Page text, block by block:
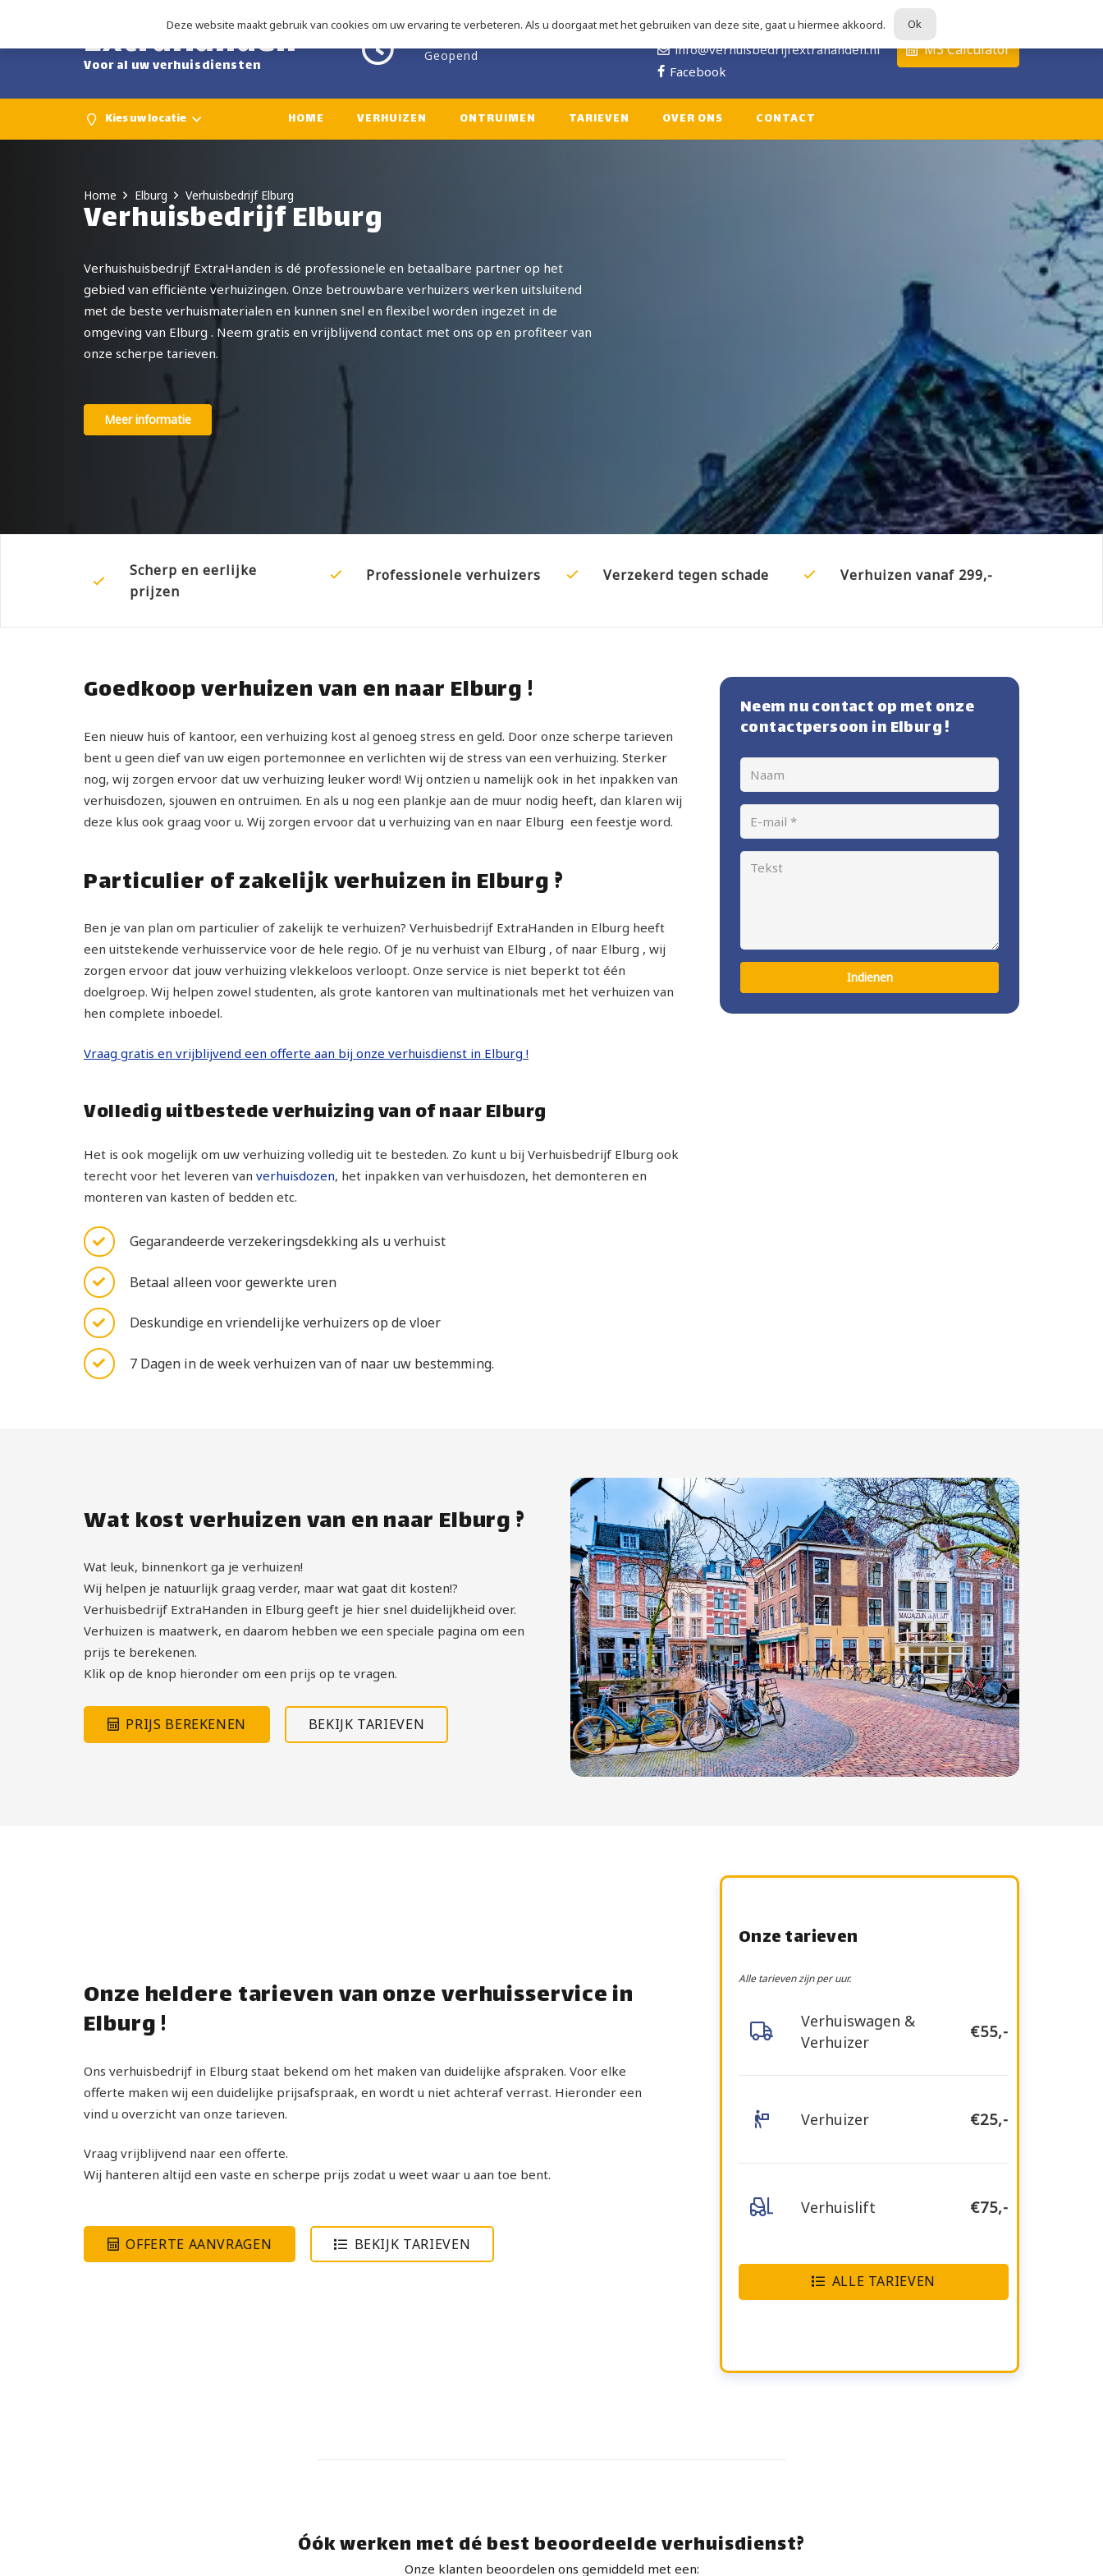
ExtraHanden
Voor al uw verhuisdiensten Geopend
06 2828 3679
info@verhuisbedrijfextrahanden.nl
Facebook
M3 Calculator
Kies uw locatie HOME VERHUIZEN ONTRUIMEN TARIEVEN OVER ONS CONTACT
Home Elburg Verhuisbedrijf Elburg
Verhuisbedrijf Elburg
Verhuishuisbedrijf ExtraHanden is dé professionele en betaalbare partner op het
gebied van efficiënte verhuizingen. Onze betrouwbare verhuizers werken uitsluitend
met de beste verhuismaterialen en kunnen snel en flexibel worden ingezet in de
omgeving van Elburg . Neem gratis en vrijblijvend contact met ons op en profiteer van
onze scherpe tarieven.
Meer informatie
Scherp en eerlijke
prijzen
Professionele verhuizers Verzekerd tegen schade Verhuizen vanaf 299,-
Goedkoop verhuizen van en naar Elburg !
Een nieuw huis of kantoor, een verhuizing kost al genoeg stress en geld. Door onze scherpe tarieven
bent u geen dief van uw eigen portemonnee en verlichten wij de stress van een verhuizing. Sterker
nog, wij zorgen ervoor dat uw verhuizing leuker word! Wij ontzien u namelijk ook in het inpakken van
verhuisdozen, sjouwen en ontruimen. En als u nog een plankje aan de muur nodig heeft, dan klaren wij
deze klus ook graag voor u. Wij zorgen ervoor dat u verhuizing van en naar Elburg een feestje word.
Particulier of zakelijk verhuizen in Elburg ?
Ben je van plan om particulier of zakelijk te verhuizen? Verhuisbedrijf ExtraHanden in Elburg heeft
een uitstekende verhuisservice voor de hele regio. Of je nu verhuist van Elburg , of naar Elburg , wij
zorgen ervoor dat jouw verhuizing vlekkeloos verloopt. Onze service is niet beperkt tot één
doelgroep. Wij helpen zowel studenten, als grote kantoren van multinationals met het verhuizen van
hen complete inboedel.
Vraag gratis en vrijblijvend een offerte aan bij onze verhuisdienst in Elburg !
Volledig uitbestede verhuizing van of naar Elburg
Het is ook mogelijk om uw verhuizing volledig uit te besteden. Zo kunt u bij Verhuisbedrijf Elburg ook
terecht voor het leveren van verhuisdozen, het inpakken van verhuisdozen, het demonteren en
monteren van kasten of bedden etc.
Gegarandeerde verzekeringsdekking als u verhuist
Betaal alleen voor gewerkte uren
Deskundige en vriendelijke verhuizers op de vloer
7 Dagen in de week verhuizen van of naar uw bestemming.
Neem nu contact op met onze
contactpersoon in Elburg !
Indienen
Wat kost verhuizen van en naar Elburg ?
Wat leuk, binnenkort ga je verhuizen!
Wij helpen je natuurlijk graag verder, maar wat gaat dit kosten!?
Verhuisbedrijf ExtraHanden in Elburg geeft je hier snel duidelijkheid over.
Verhuizen is maatwerk, en daarom hebben we een speciale pagina om een
prijs te berekenen.
Klik op de knop hieronder om een prijs op te vragen.
PRIJS BEREKENEN BEKIJK TARIEVEN
Onze heldere tarieven van onze verhuisservice in
Elburg !
Ons verhuisbedrijf in Elburg staat bekend om het maken van duidelijke afspraken. Voor elke
offerte maken wij een duidelijke prijsafspraak, en wordt u niet achteraf verrast. Hieronder een
vind u overzicht van onze tarieven.
Vraag vrijblijvend naar een offerte.
Wij hanteren altijd een vaste en scherpe prijs zodat u weet waar u aan toe bent.
OFFERTE AANVRAGEN BEKIJK TARIEVEN
Onze tarieven
Alle tarieven zijn per uur.
Verhuiswagen &
Verhuizer
€55,-
Verhuizer €25,-
Verhuislift €75,-
ALLE TARIEVEN
Óók werken met dé best beoordeelde verhuisdienst?
Onze klanten beoordelen ons gemiddeld met een:
Deze website maakt gebruik van cookies om uw ervaring te verbeteren. Als u doorgaat met het gebruiken van deze site, gaat u hiermee akkoord. Ok